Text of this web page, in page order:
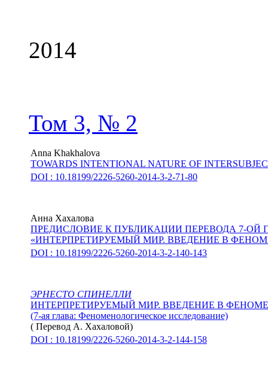
2014
Том 3, № 2
Anna Khakhalova
TOWARDS INTENTIONAL NATURE OF
DOI : 10.18199/2226-5260-2014-3-2-71-80
Анна Хахалова
ПРЕДИСЛОВИЕ К ПУБЛИКАЦИИ ПЕРЕВОДА 7-ОЙ
«ИНТЕРПРЕТИРУЕМЫЙ МИР. ВВЕДЕНИЕ В
DOI : 10.18199/2226-5260-2014-3-2-140-143
ЭРНЕСТО СПИНЕЛЛИ
ИНТЕРПРЕТИРУЕМЫЙ МИР. ВВЕДЕНИЕ В
(7-ая глава: Феноменологическое исследование)
( Перевод А. Хахаловой)
DOI : 10.18199/2226-5260-2014-3-2-144-158